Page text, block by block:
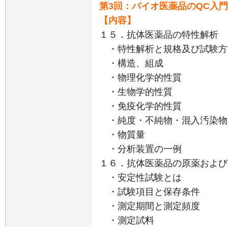
第3回：バイオ医薬品のQC入
【内容】
１５．抗体医薬品の特性解析
・特性解析と規格及び試験
・構造、組成
・物理化学的性質
・生物学的性質
・免疫化学的性質
・純度・不純物・混入汚染
・物質量
・分析装置の一例
１６．抗体医薬品の原薬およ
・安定性試験とは
・試験項目と保存条件
・測定期間と測定頻度
・測定試料